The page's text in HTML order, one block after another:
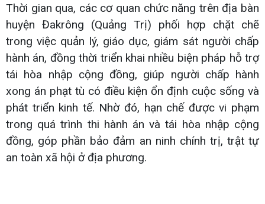
Thời gian qua, các cơ quan chức năng trên địa bàn
huyện Đakrông (Quảng Trị) phối hợp chặt chẽ
trong việc quản lý, giáo dục, giám sát người chấp
hành án, đồng thời triển khai nhiều biện pháp hỗ trợ
tái hòa nhập cộng đồng, giúp người chấp hành
xong án phạt tù có điều kiện ổn định cuộc sống và
phát triển kinh tế. Nhờ đó, hạn chế được vi phạm
trong quá trình thi hành án và tái hòa nhập cộng
đồng, góp phần bảo đảm an ninh chính trị, trật tự
an toàn xã hội ở địa phương.